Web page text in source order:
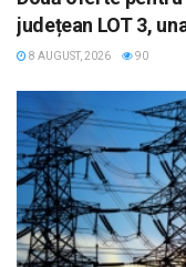
județean LOT 3,
8 AUGUST, 2026 90